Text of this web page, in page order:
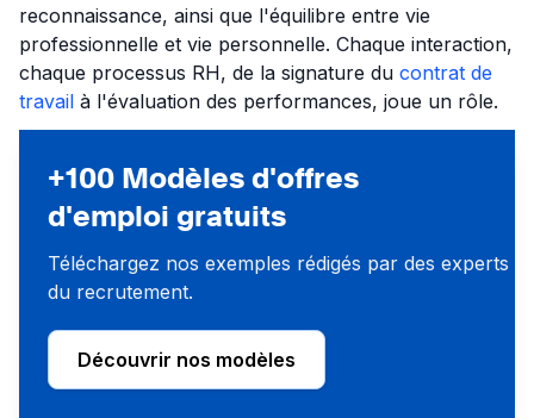
reconnaissance, ainsi que l'équilibre entre vie
professionnelle et vie personnelle. Chaque interaction,
chaque processus RH, de la signature du contrat de
travail à l'évaluation des performances, joue un rôle.
+100 Modèles d'offres
d'emploi gratuits
Téléchargez nos exemples rédigés par des experts
du recrutement.
Découvrir nos modèles